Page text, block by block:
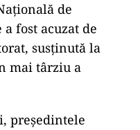
de
fost acuzat de
susținută la
mai târziu a
președintele